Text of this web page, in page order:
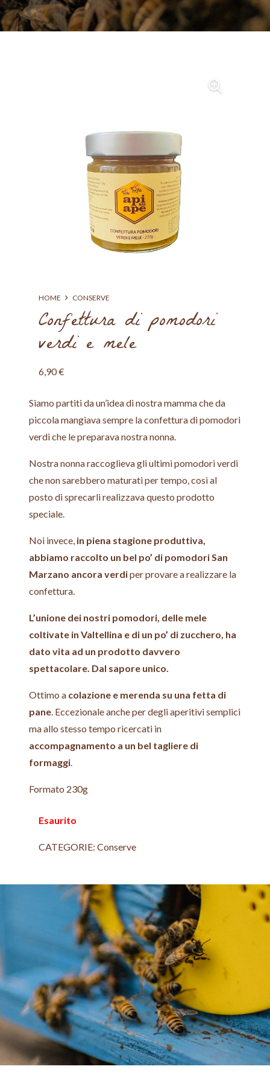
HOME CONSERVE
Confettura di pomodori
verdi e mele
6,90€
Siamo partiti da un’idea di nostra mamma che da
piccola mangiava sempre la confettura di pomodori
verdi che le preparava nostra nonna.
Nostra nonna raccoglieva gli ultimi pomodori verdi
che non sarebbero maturati per tempo, così al
posto di sprecarli realizzava questo prodotto
speciale.
Noi invece, in piena stagione produttiva,
abbiamo raccolto un bel po’ di pomodori San
Marzano ancora verdiper provare a realizzare la
confettura.
L’unione dei nostri pomodori, delle mele
coltivate in Valtellina e di un po’ di zucchero, ha
dato vita ad un prodotto davvero
spettacolare. Dal sapore unico.
Ottimo a colazione e merenda su una fetta di
pane. Eccezionale anche per degli aperitivi semplici
ma allo stesso tempo ricercati in
accompagnamento a un bel tagliere di
formaggi.
Formato 230g
Esaurito
CATEGORIE: Conserve